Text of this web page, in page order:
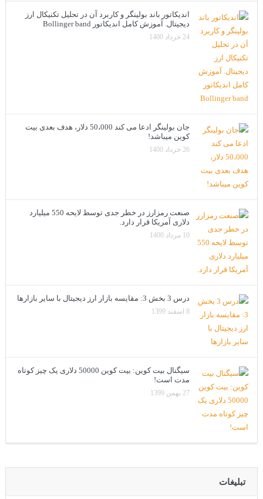
اندیکاتور باند بولینگر و کاربرد آن در تحلیل تکنیکال ارز
دیجیتال. آموزش کامل اندیکاتور Bollinger band
24 خرداد 1400
جان بولینگر ادعا می کند 50،000 دلار، هدف بعدی بیت
کوین میباشد!
26 خرداد 1400
صنعت رمزارز در خطر جدی توسط لایحه 550 میلیارد
دلاری آمریکا قرار دارد.
10 مرداد 1400
درس 3 بخش 3: مقایسه بازار ارز دیجیتال با سایر بازارها
8 اسفند 1399
سیگنال بیت کوین: بیت کوین 50000 دلاری یک چیز کوتاه
مدت است!
27 بهمن 1399
تبلیغات